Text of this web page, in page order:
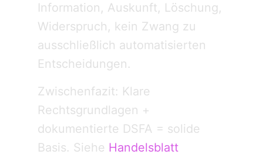
Information, Auskunft, Löschung,
Widerspruch, kein Zwang zu
ausschließlich automatisierten
Entscheidungen.
Zwischenfazit: Klare
Rechtsgrundlagen +
dokumentierte DSFA = solide
Basis. Siehe Handelsblatt